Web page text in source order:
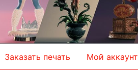
Заказать печать Мой аккаунт